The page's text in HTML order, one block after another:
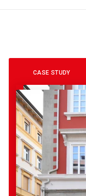
CASE STUDY